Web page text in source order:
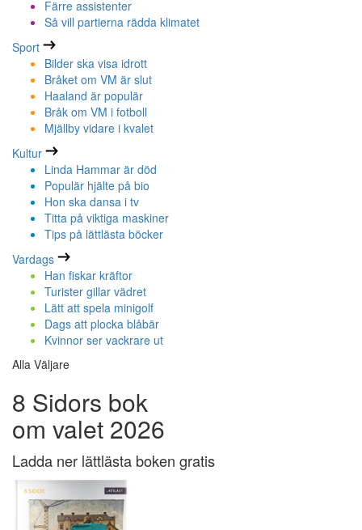
Färre assistenter
Så vill partierna rädda klimatet
Sport
Bilder ska visa idrott
Bråket om VM är slut
Haaland är populär
Bråk om VM i fotboll
Mjällby vidare i kvalet
Kultur
Linda Hammar är död
Populär hjälte på bio
Hon ska dansa i tv
Titta på viktiga maskiner
Tips på lättlästa böcker
Vardags
Han fiskar kräftor
Turister gillar vädret
Lätt att spela minigolf
Dags att plocka blåbär
Kvinnor ser vackrare ut
Alla Väljare
8 Sidors bok
om valet 2026
Ladda ner lättlästa boken gratis